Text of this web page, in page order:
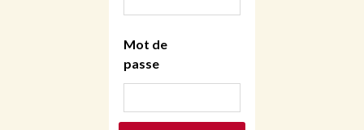
Mot de
passe